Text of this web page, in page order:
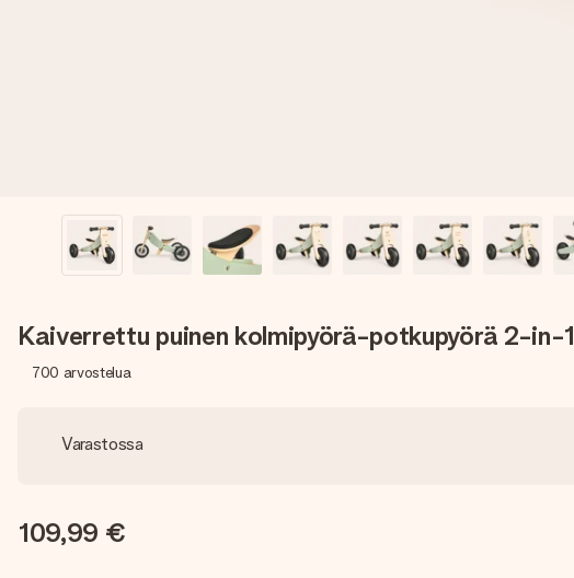
Kaiverrettu puinen kolmipyörä-potkupyörä 2-in-1
700 arvostelua
Varastossa
109,99 €